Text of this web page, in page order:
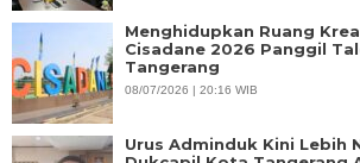
Menghidupkan Ruang
Cisadane 2026 Panggil
Tangerang
08/07/2026 | 20:16 WIB
Urus Adminduk Kini Lebih